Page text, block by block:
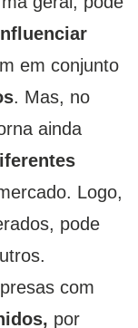
em conjunto
. Mas, no
ainda
Logo,
pode
com
por